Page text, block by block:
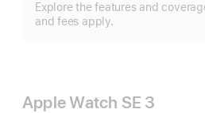
Explore the features and
and fees apply.
Apple Watch SE 3